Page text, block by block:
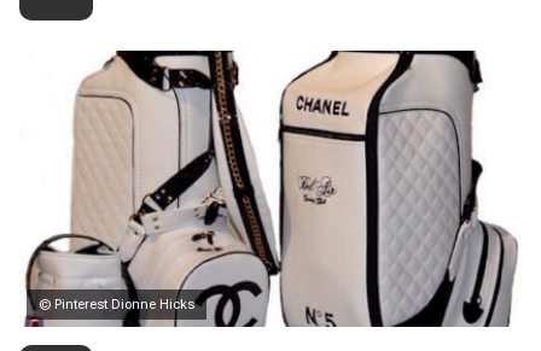
© Pinterest Dionne Hicks